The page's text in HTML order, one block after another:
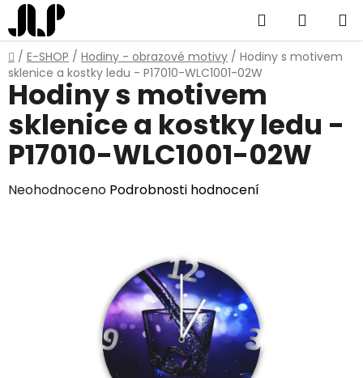
Přejít
na
obsah
Hledat
KOŠÍK
Domů
/ E-SHOP / Hodiny - obrazové motivy / Hodiny s motivem
sklenice a kostky ledu - P17010-WLC1001-02W
Hodiny s motivem
sklenice a kostky ledu -
P17010-WLC1001-02W
Průměrné
Neohodnoceno Podrobnosti hodnocení